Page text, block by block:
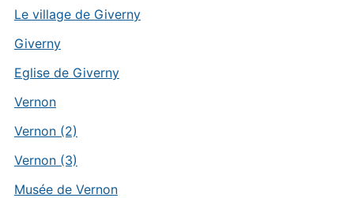
Le village de Giverny
Giverny
Eglise de Giverny
Vernon
Vernon (2)
Vernon (3)
Musée de Vernon